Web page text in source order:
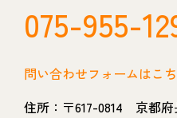
075-955-
問い合わせフォームはこ
住所：〒617-0814 京都府